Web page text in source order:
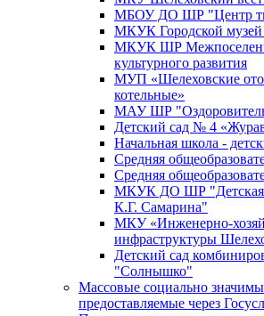
МБОУ ДО ШР "Центр
МКУК Городской
МКУК ШР
культурного развития
МУП «Шелеховские
котельные»
МАУ ШР
Детский сад № 4
Начальная школа -
Средняя
Средняя
МКУК ДО ШР "Детская
К.Г. Самарина"
МКУ «Инженерно-
инфраструктуры
Детский сад
"Солнышко"
Массовые социально
предоставляемые через